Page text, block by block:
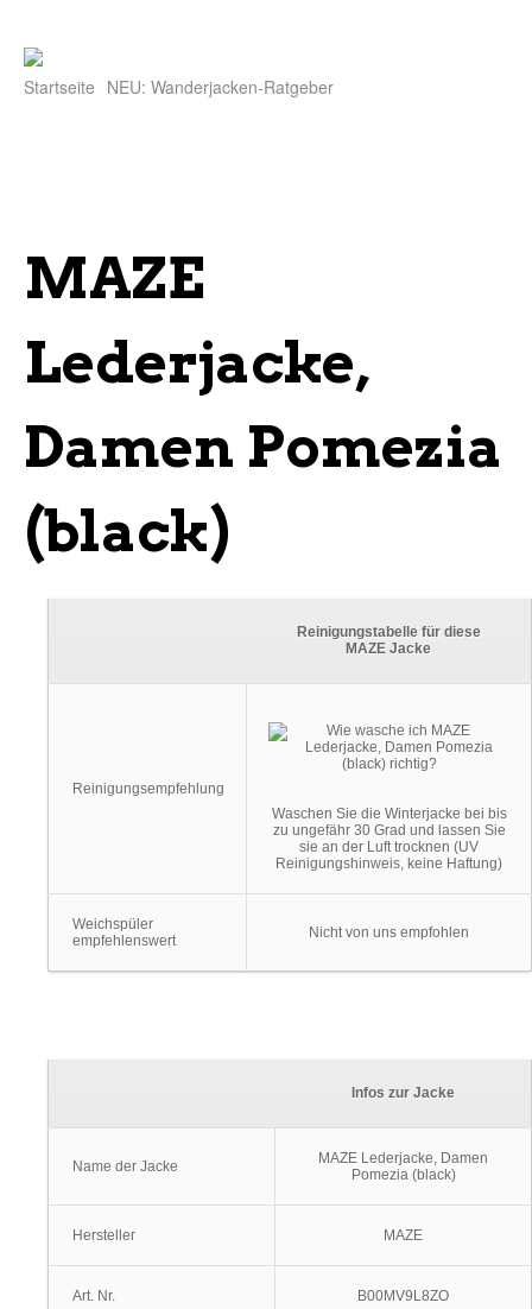
Startseite NEU: Wanderjacken-Ratgeber
MAZE
Lederjacke,
Damen Pomezia
(black)
Reinigungstabelle für diese
MAZE Jacke
Reinigungsempfehlung
Waschen Sie die Winterjacke bei bis
zu ungefähr 30 Grad und lassen Sie
sie an der Luft trocknen (UV
Reinigungshinweis, keine Haftung)
Weichspüler
empfehlenswert
Nicht von uns empfohlen
Infos zur Jacke
Name der Jacke
MAZE Lederjacke, Damen
Pomezia (black)
Hersteller MAZE
Art. Nr. B00MV9L8ZO